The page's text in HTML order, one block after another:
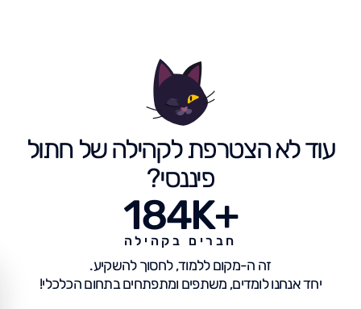
עוד לא הצטרפת לקהילה של חתול
פיננסי?
184K+
חברים בקהילה
זה ה-מקום ללמוד, לחסוך להשקיע.
יחד אנחנו לומדים, משתפים ומתפתחים בתחום הכלכלי!